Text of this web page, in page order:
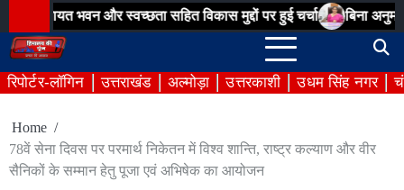
to
content
और स्वच्छता सहित विकास मुद्दों पर हुई चर्चा बिना अनुमति आयोजित
रिपोर्टर-लॉगिन उत्तराखंड अल्मोड़ा उत्तरकाशी उधम सिंह नगर
Home
78वें सेना दिवस पर परमार्थ निकेतन में विश्व शान्ति, राष्ट्र कल्याण और वीर
सैनिकों के सम्मान हेतु पूजा एवं अभिषेक का आयोजन